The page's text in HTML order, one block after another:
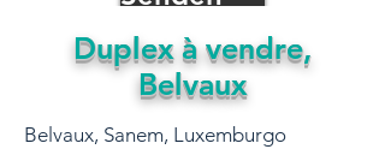
Duplex à vendre,
Belvaux
Belvaux, Sanem, Luxemburgo